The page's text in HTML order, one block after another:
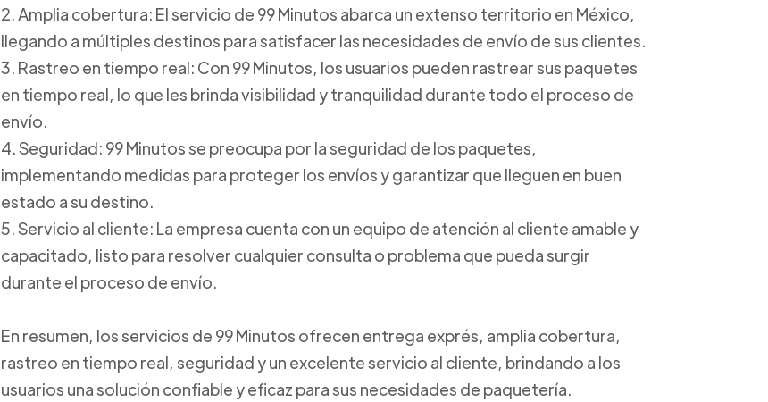
2. Amplia cobertura: El servicio de 99 Minutos abarca un extenso territorio en México,
llegando a múltiples destinos para satisfacer las necesidades de envío de sus clientes.
3. Rastreo en tiempo real: Con 99 Minutos, los usuarios pueden rastrear sus paquetes
en tiempo real, lo que les brinda visibilidad y tranquilidad durante todo el proceso de
envío.
4. Seguridad: 99 Minutos se preocupa por la seguridad de los paquetes,
implementando medidas para proteger los envíos y garantizar que lleguen en buen
estado a su destino.
5. Servicio al cliente: La empresa cuenta con un equipo de atención al cliente amable y
capacitado, listo para resolver cualquier consulta o problema que pueda surgir
durante el proceso de envío.
En resumen, los servicios de 99 Minutos ofrecen entrega exprés, amplia cobertura,
rastreo en tiempo real, seguridad y un excelente servicio al cliente, brindando a los
usuarios una solución confiable y eficaz para sus necesidades de paquetería.